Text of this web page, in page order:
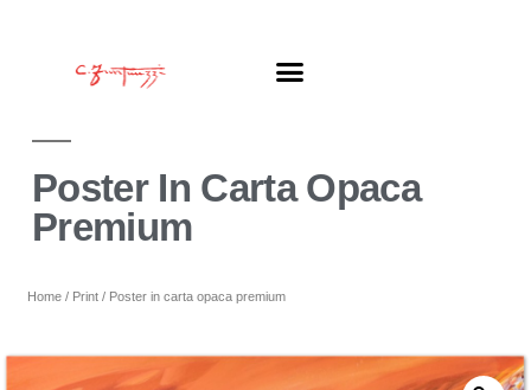
Poster In Carta Opaca
Premium
Home / Print / Poster in carta opaca premium